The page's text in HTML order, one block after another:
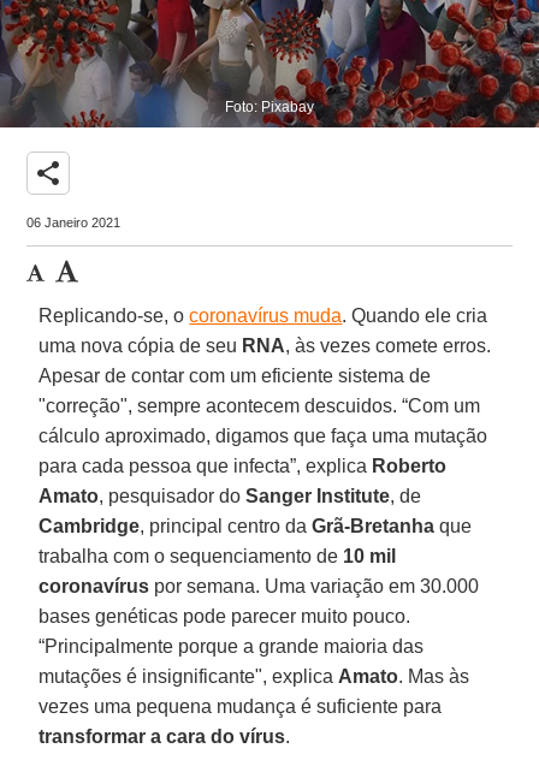
Foto: Pixabay
share
06 Janeiro 2021
Replicando-se, ocoronavírus muda. Quando ele cria
uma nova cópia de seu RNA, às vezes comete erros.
Apesar de contar com um eficiente sistema de
"correção", sempre acontecem descuidos. “Com um
cálculo aproximado, digamos que faça uma mutação
para cada pessoa que infecta”, explica Roberto
Amato, pesquisador doSanger Institute, de
Cambridge, principal centro da Grã-Bretanha que
trabalha com o sequenciamento de 10 mil
coronavírus por semana. Uma variação em 30.000
bases genéticas pode parecer muito pouco.
“Principalmente porque a grande maioria das
mutações é insignificante", explica Amato. Mas às
vezes uma pequena mudança é suficiente para
transformar a cara do vírus.